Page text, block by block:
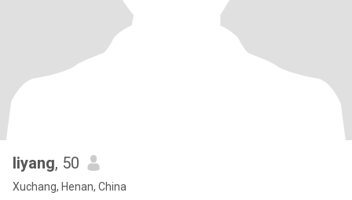
liyang, 50
Xuchang, Henan, China